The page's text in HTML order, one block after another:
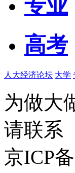
专业
高考
人大经济论坛 大学
为做大
请联系
京ICP